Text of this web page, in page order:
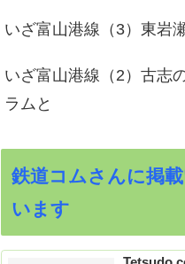
いざ富山港線（3）東岩
いざ富山港線（2）古志
ラムと
鉄道コムさんに掲
います